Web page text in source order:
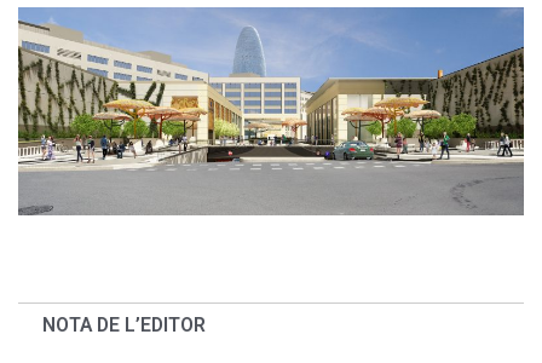
NOTA DE L’EDITOR